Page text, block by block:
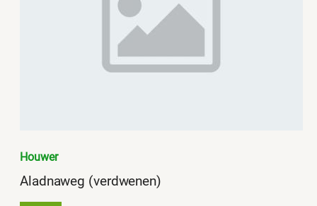
Houwer
Aladnaweg (verdwenen)